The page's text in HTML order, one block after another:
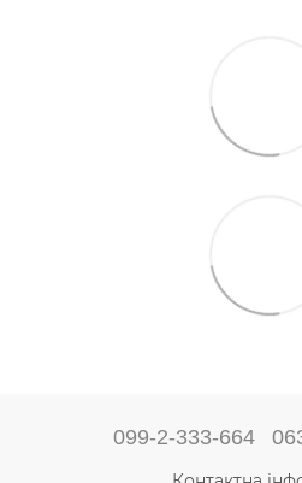
099-2-333-664